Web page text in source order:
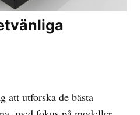
att utforska de bästa